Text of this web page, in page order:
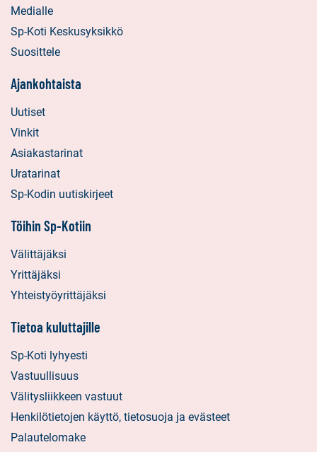
Medialle
Sp-Koti Keskusyksikkö
Suosittele
Ajankohtaista
Uutiset
Vinkit
Asiakastarinat
Uratarinat
Sp-Kodin uutiskirjeet
Töihin Sp-Kotiin
Välittäjäksi
Yrittäjäksi
Yhteistyöyrittäjäksi
Tietoa kuluttajille
Sp-Koti lyhyesti
Vastuullisuus
Välitysliikkeen vastuut
Henkilötietojen käyttö, tietosuoja ja evästeet
Palautelomake